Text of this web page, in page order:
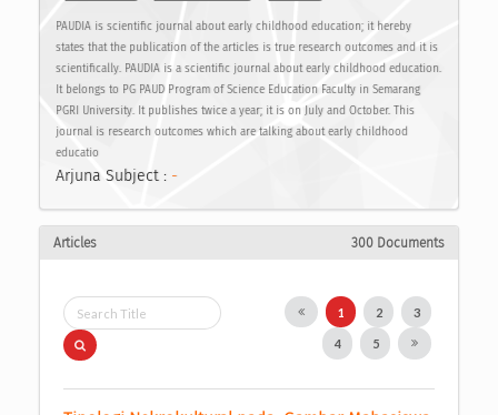
PAUDIA is scientific journal about early childhood education; it hereby
states that the publication of the articles is true research outcomes and it is
scientifically. PAUDIA is a scientific journal about early childhood education.
It belongs to PG PAUD Program of Science Education Faculty in Semarang
PGRI University. It publishes twice a year; it is on July and October. This
journal is research outcomes which are talking about early childhood
educatio
Arjuna Subject : -
Articles 300 Documents
1 2 3
4 5